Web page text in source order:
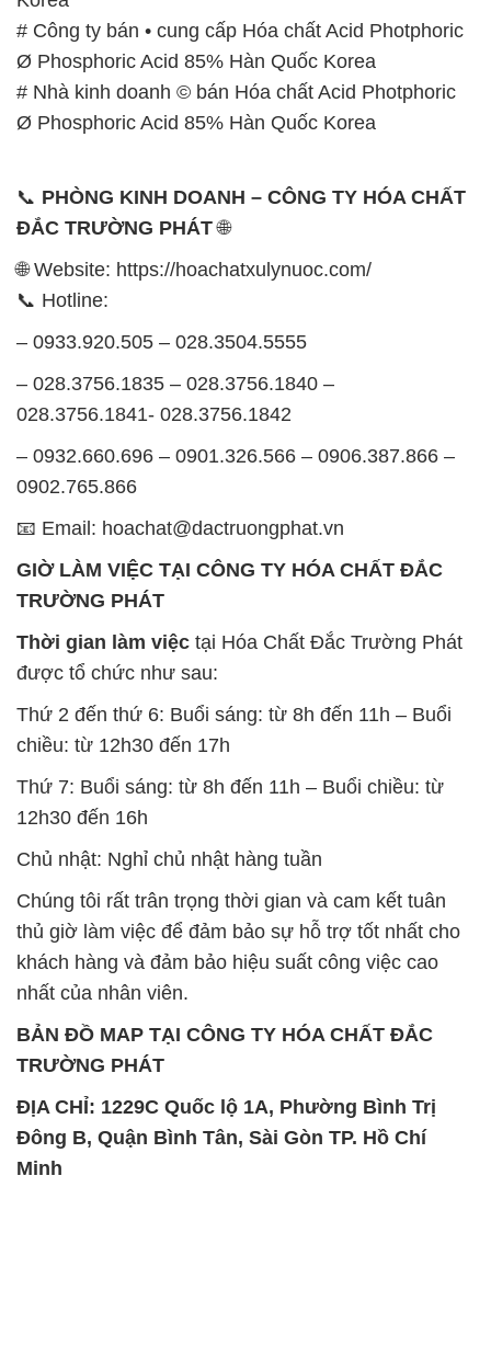
# Công ty bán • cung cấp Hóa chất Acid Photphoric
Ø Phosphoric Acid 85% Hàn Quốc Korea
# Nhà kinh doanh © bán Hóa chất Acid Photphoric
Ø Phosphoric Acid 85% Hàn Quốc Korea
📞 PHÒNG KINH DOANH – CÔNG TY HÓA CHẤT
ĐẮC TRƯỜNG PHÁT🌐
🌐 Website: https://hoachatxulynuoc.com/
📞 Hotline:
– 0933.920.505 – 028.3504.5555
– 028.3756.1835 – 028.3756.1840 –
028.3756.1841- 028.3756.1842
– 0932.660.696 – 0901.326.566 – 0906.387.866 –
0902.765.866
📧 Email: hoachat@dactruongphat.vn
GIỜ LÀM VIỆC TẠI CÔNG TY HÓA CHẤT ĐẮC
TRƯỜNG PHÁT
Thời gian làm việc tại Hóa Chất Đắc Trường Phát
được tổ chức như sau:
Thứ 2 đến thứ 6: Buổi sáng: từ 8h đến 11h – Buổi
chiều: từ 12h30 đến 17h
Thứ 7: Buổi sáng: từ 8h đến 11h – Buổi chiều: từ
12h30 đến 16h
Chủ nhật: Nghỉ chủ nhật hàng tuần
Chúng tôi rất trân trọng thời gian và cam kết tuân
thủ giờ làm việc để đảm bảo sự hỗ trợ tốt nhất cho
khách hàng và đảm bảo hiệu suất công việc cao
nhất của nhân viên.
BẢN ĐỒ MAP TẠI CÔNG TY HÓA CHẤT ĐẮC
TRƯỜNG PHÁT
ĐỊA CHỈ: 1229C Quốc lộ 1A, Phường Bình Trị
Đông B, Quận Bình Tân, Sài Gòn TP. Hồ Chí
Minh